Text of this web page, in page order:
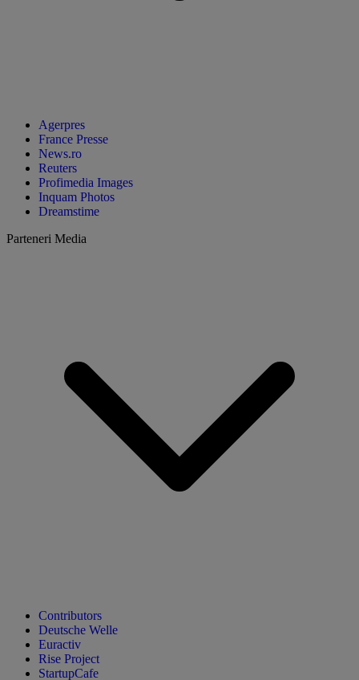
Agerpres
France Presse
News.ro
Reuters
Profimedia Images
Inquam Photos
Dreamstime
Parteneri Media
Contributors
Deutsche Welle
Euractiv
Rise Project
StartupCafe